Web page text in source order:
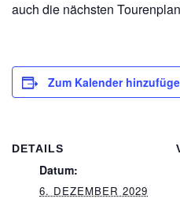
auch die nächsten
Zum Kalender
DETAILS
Datum:
6. DEZEMBER 2029